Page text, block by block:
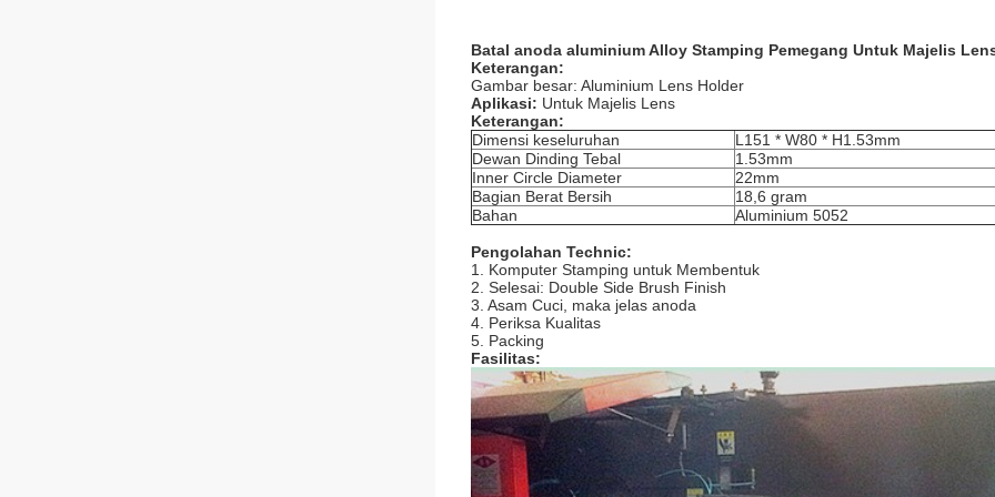
Batal anoda aluminium Alloy Stamping Pemegang Untuk Majelis
Keterangan:
Gambar besar: Aluminium Lens Holder
Aplikasi: Untuk Majelis Lens
Keterangan:
Dimensi keseluruhan
L151 * W80 * H1.53mm
Dewan Dinding Tebal
1.53mm
Inner Circle Diameter
22mm
Bagian Berat Bersih
18,6 gram
Bahan
Aluminium 5052
Pengolahan Technic:
1. Komputer Stamping untuk Membentuk
2. Selesai: Double Side Brush Finish
3. Asam Cuci, maka jelas anoda
4. Periksa Kualitas
5. Packing
Fasilitas: